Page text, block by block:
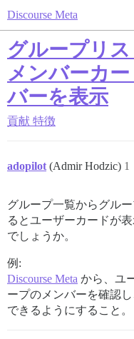
Discourse Meta
グループリ
メンバーカ
バーを表示
貢献 特徴
adopilot (Admir Hodzic) 1
グループ一覧からグル
るとユーザーカードが
でしょうか。
例:
Discourse Meta から、ユ
ープのメンバーを確認
できるようにすること。